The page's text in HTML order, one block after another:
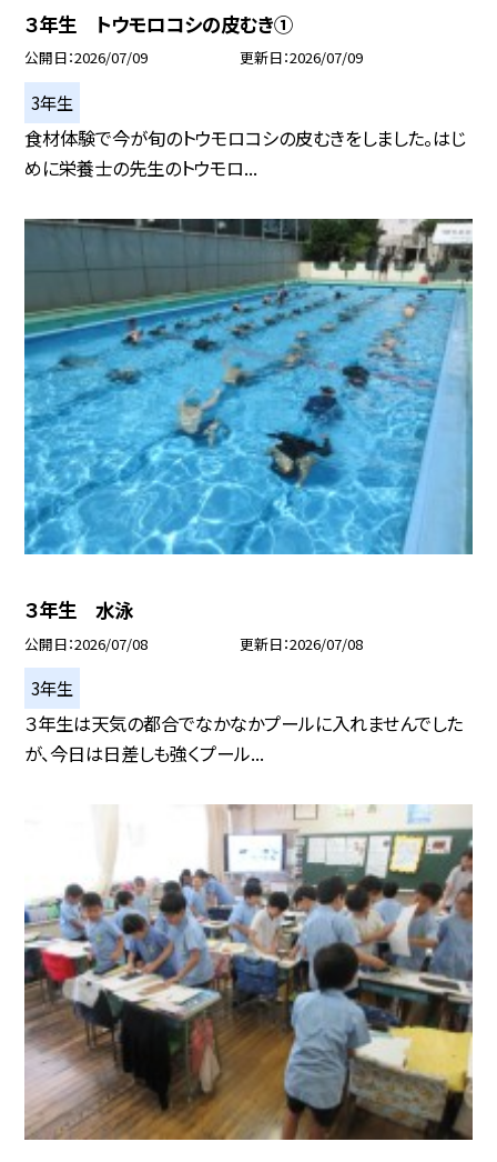
３年生 トウモロコシの皮むき①
公開日 2026/07/09 更新日 2026/07/09
3年生
食材体験で今が旬のトウモロコシの皮むきをしました。はじ
めに栄養士の先生のトウモロ...
３年生 水泳
公開日 2026/07/08 更新日 2026/07/08
3年生
３年生は天気の都合でなかなかプールに入れませんでした
が、今日は日差しも強くプール...